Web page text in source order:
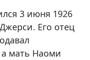
3 июня 1926
Его отец
мать Наоми